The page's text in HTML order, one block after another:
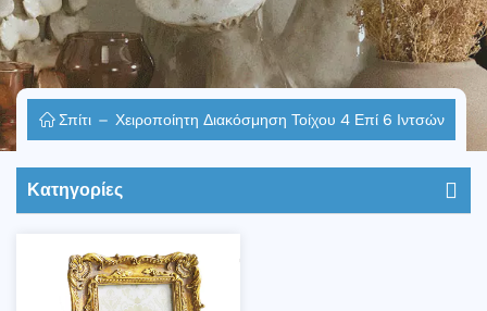
Σπίτι Χειροποίητη Διακόσμηση Τοίχου 4 Επί 6 Ιντσών
Κατηγορίες